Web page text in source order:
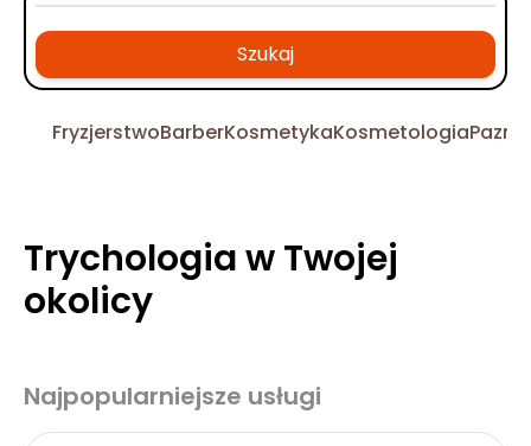
Szukaj
FryzjerstwoBarberKosmetykaKosmetologia
Trychologia w Twojej
okolicy
Najpopularniejsze usługi